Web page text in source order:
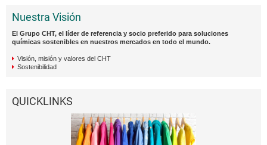
Nuestra Visión
El Grupo CHT, el líder de referencia y socio preferido para soluciones
químicas sostenibles en nuestros mercados en todo el mundo.
Visión, misión y valores del CHT
Sostenibilidad
QUICKLINKS